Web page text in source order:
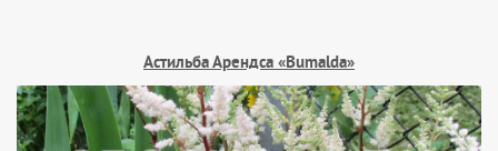
Астильба Арендса «Bumalda»